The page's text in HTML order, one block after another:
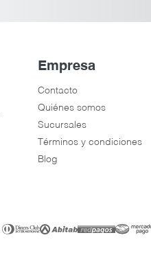
Empresa
Contacto
Quiénes somos
Sucursales
Términos y condiciones
Blog